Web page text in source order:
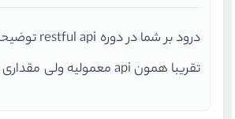
درود بر شما در دوره restful api توضیحش دادیم کامل
تقریبا همون api معمولیه ولی مقداری متفاوت